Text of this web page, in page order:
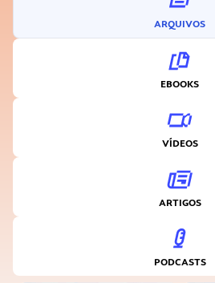
ARQUIVOS
EBOOKS
VÍDEOS
ARTIGOS
PODCASTS